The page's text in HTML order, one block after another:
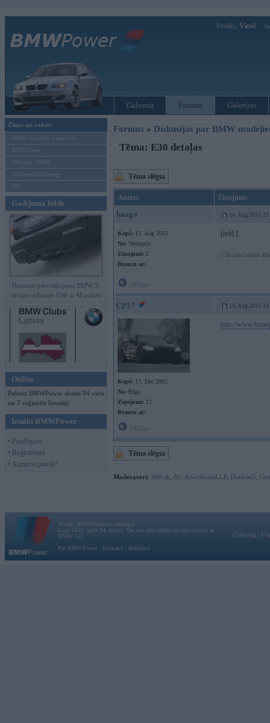
Sveiks, Viesi!
Galvenā Forums Galerijas
Ziņas un raksti
BMW modeļu jaunumi
BMW testi
Mēneša BMW
Sērijveida tūnings
Vel...
Gadījuma bilde
Hamann pārveidojumi BMW 3.
sērijas sedanam E90 ar M paketi
Online
Pašreiz BMWPower skatās 94 viesi
un 3 reģistrēti lietotāji.
Ienākt BMWPower
• Pieslēgties
• Reģistrēties
• Aizmirsi paroli?
Forums » Diskusijas par BMW
Tēma: E30 detaļas
Tēma slēgta
Autors Ziņojums
haago 14. Aug 2015,
Kopš: 13. Aug 2015
No: Ventspils
Ziņojumi: 2
Braucu ar:
[rekl.]
[ Šo ziņu laboja
CP17 14. Aug 2015,
Kopš: 17. Dec 2002
No: Rīga
Ziņojumi: 17
Braucu ar:
http://
Tēma slēgta
Moderatori: 968-jk AV AiwaShuraLLP, DoubleD
Vortāls BMWPower.lv darbojas
kopš 2002. gada 14. maija. Tas nav auto klubs un nav saistīts ar
BMW AG.
Par BMWPower
Kontakti Reklāma
Galvena